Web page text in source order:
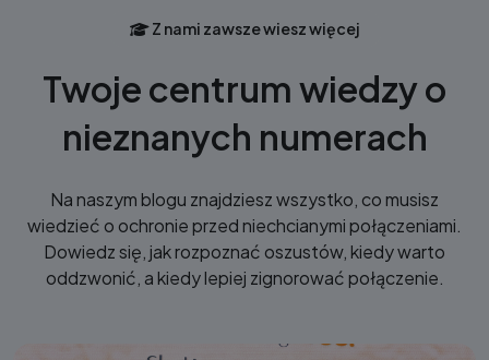
Z nami zawsze wiesz więcej
Twoje centrum wiedzy o
nieznanych numerach
Na naszym blogu znajdziesz wszystko, co musisz
wiedzieć o ochronie przed niechcianymi połączeniami.
Dowiedz się, jak rozpoznać oszustów, kiedy warto
oddzwonić, a kiedy lepiej zignorować połączenie.